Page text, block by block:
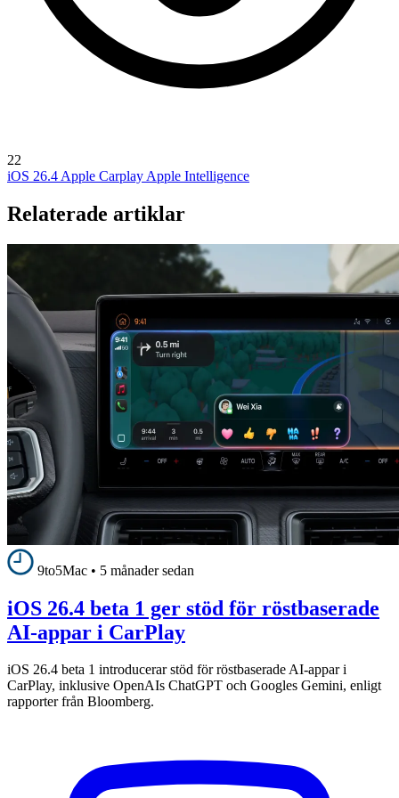
22
iOS 26.4 Apple Carplay Apple Intelligence
Relaterade artiklar
9to5Mac • 5 månader sedan
iOS 26.4 beta 1 ger stöd för röstbaserade
AI-appar i CarPlay
iOS 26.4 beta 1 introducerar stöd för röstbaserade AI-appar i
CarPlay, inklusive OpenAIs ChatGPT och Googles Gemini, enligt
rapporter från Bloomberg.